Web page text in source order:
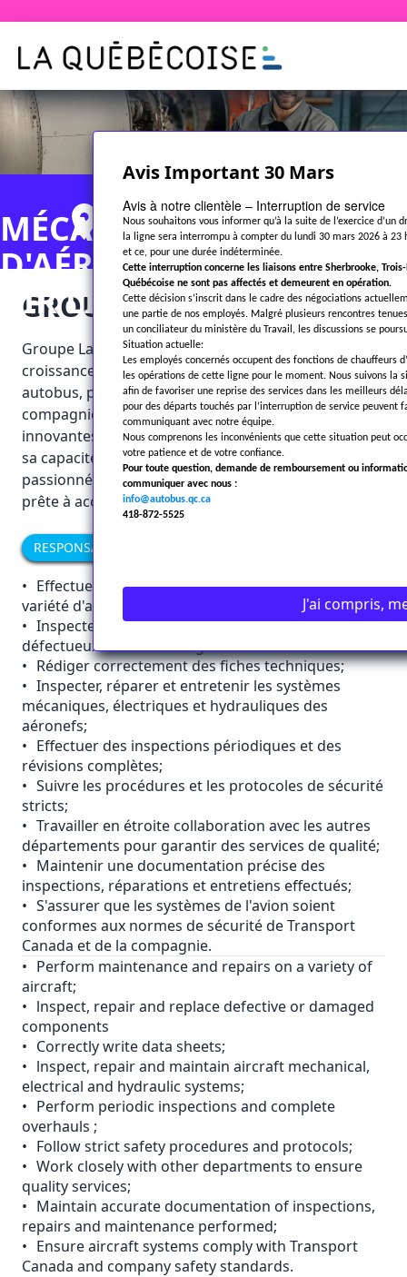
MÉCANICIEN(NE)
D'AÉRONEF CERTIFIÉ(E) -
AIR LIAISON
QUÉBEC - TEMPSPLEIN
GROUPE LA QUÉBÉCOISE
Groupe La Québécoise est une entreprise en pleine
croissance. Spécialisée dans le transport par
autobus, par avion ainsi que par hélicoptères, cette
compagnie se démarque par ses solutions
innovantes. La force du Groupe La Québécoise est
sa capacité d’adaptation. Son équipe composée de
passionnés de performance est impressionnante et
prête à accueillir un nouveau membre.
RESPONSABILITÉS
• Effectuer l'entretien et les réparations sur une
variété d'aéronefs;
• Inspecter, réparer et remplacer les composants
défectueux ou endommagés
• Rédiger correctement des fiches techniques;
• Inspecter, réparer et entretenir les systèmes
mécaniques, électriques et hydrauliques des
aéronefs;
• Effectuer des inspections périodiques et des
révisions complètes;
• Suivre les procédures et les protocoles de sécurité
stricts;
• Travailler en étroite collaboration avec les autres
départements pour garantir des services de qualité;
• Maintenir une documentation précise des
inspections, réparations et entretiens effectués;
• S'assurer que les systèmes de l'avion soient
conformes aux normes de sécurité de Transport
Canada et de la compagnie.
• Perform maintenance and repairs on a variety of
aircraft;
• lnspect, repair and replace defective or damaged
components
• Correctly write data sheets;
• lnspect, repair and maintain aircraft mechanical,
electrical and hydraulic systems;
• Perform periodic inspections and complete
overhauls ;
• Follow strict safety procedures and protocols;
• Work closely with other departments to ensure
quality services;
• Maintain accurate documentation of inspections,
repairs and maintenance performed;
• Ensure aircraft systems comply with Transport
Canada and company safety standards.
Avis Important 30 Mars
Avis à notre clientèle – Interruption de service
Nous souhaitons vous informer qu’à la suite de l’exercice d’un
la ligne sera interrompu à compter du lundi 30 mars 2026 à
et ce, pour une durée indéterminée.
Cette interruption concerne les liaisons entre Sherbrooke,
Québécoise ne sont pas affectés et demeurent en opération.
Cette décision s’inscrit dans le cadre des négociations
une partie de nos employés. Malgré plusieurs rencontres
un conciliateur du ministère du Travail, les discussions se
Situation actuelle:
Les employés concernés occupent des fonctions de chauffeurs
les opérations de cette ligne pour le moment. Nous suivons
afin de favoriser une reprise des services dans les meilleurs
pour des départs touchés par l’interruption de service peuvent
communiquant avec notre équipe.
Nous comprenons les inconvénients que cette situation peut
votre patience et de votre confiance.
Pour toute question, demande de remboursement ou
communiquer avec nous :
info@autobus.qc.ca
418-872-5525
J'ai compris,